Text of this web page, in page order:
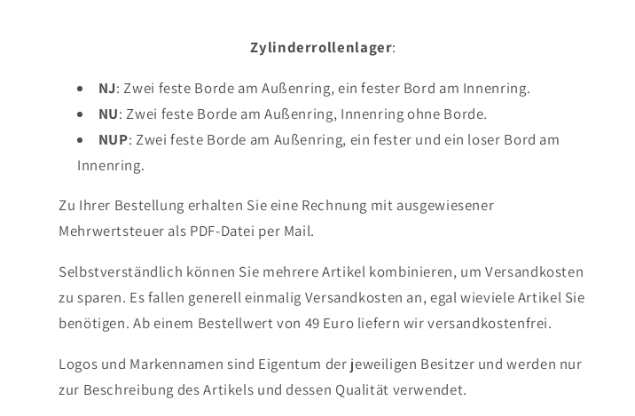
Zylinderrollenlager:
NJ: Zwei feste Borde am Außenring, ein fester Bord am Innenring.
NU: Zwei feste Borde am Außenring, Innenring ohne Borde.
NUP: Zwei feste Borde am Außenring, ein fester und ein loser Bord am
Innenring.
Zu Ihrer Bestellung erhalten Sie eine Rechnung mit ausgewiesener
Mehrwertsteuer als PDF-Datei per Mail.
Selbstverständlich können Sie mehrere Artikel kombinieren, um Versandkosten
zu sparen. Es fallen generell einmalig Versandkosten an, egal wieviele Artikel Sie
benötigen. Ab einem Bestellwert von 49 Euro liefern wir versandkostenfrei.
Logos und Markennamen sind Eigentum der jeweiligen Besitzer und werden nur
zur Beschreibung des Artikels und dessen Qualität verwendet.